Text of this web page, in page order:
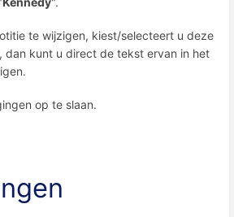
te wijzigen, kiest/selecteert u deze
dan kunt u direct de tekst ervan in het
op te slaan.